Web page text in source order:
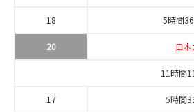
18 5時間
20 日
11時間
17 5時間